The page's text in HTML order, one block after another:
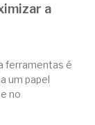
a
ferramentas é
um papel
no